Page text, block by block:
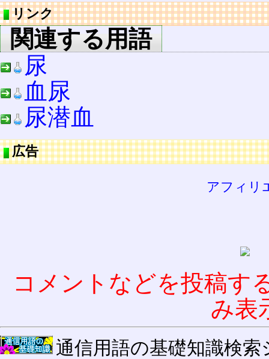
リンク
関連する用語
尿
血尿
尿潜血
広告
アフィリ
コメントなどを投稿す
み表
通信用語の基礎知識検索